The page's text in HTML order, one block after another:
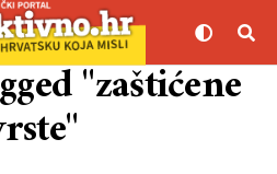
"zaštićene